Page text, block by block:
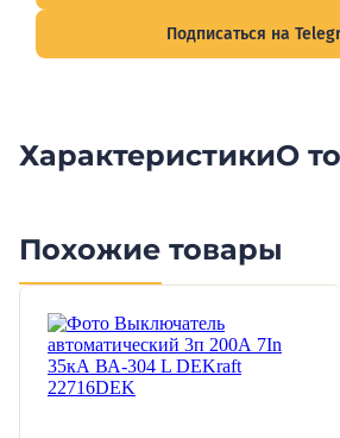
Подписаться на
ХарактеристикиО
Похожие товары